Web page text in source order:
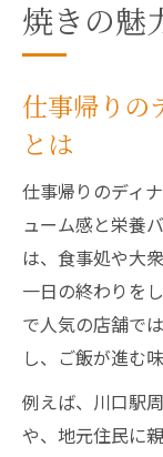
焼きの魅
仕事帰りの
とは
仕事帰りのディ
ューム感と栄養
は、食事処や大
一日の終わりを
で人気の店舗で
し、ご飯が進む
例えば、川口駅
や、地元住民に